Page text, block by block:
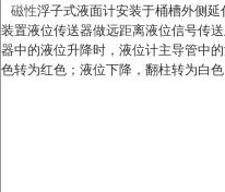
磁性浮子式液面计安装于桶槽外侧
装置液位传送器做远距离液位信号传
器中的液位升降时，液位计主导管中
色转为红色；液位下降，翻柱转为白